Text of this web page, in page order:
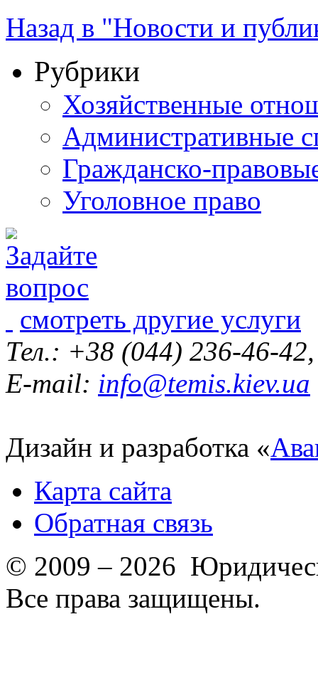
Назад в "Новости и
Рубрики
Хозяйственные
Административные
Гражданско-
Уголовное право
смотреть другие услуги
Тел.: +38 (044) 236-46-
E-mail: info@temis.kiev.ua
Дизайн и разработка «
Карта сайта
Обратная связь
© 2009 – 2026
Все права защищены.